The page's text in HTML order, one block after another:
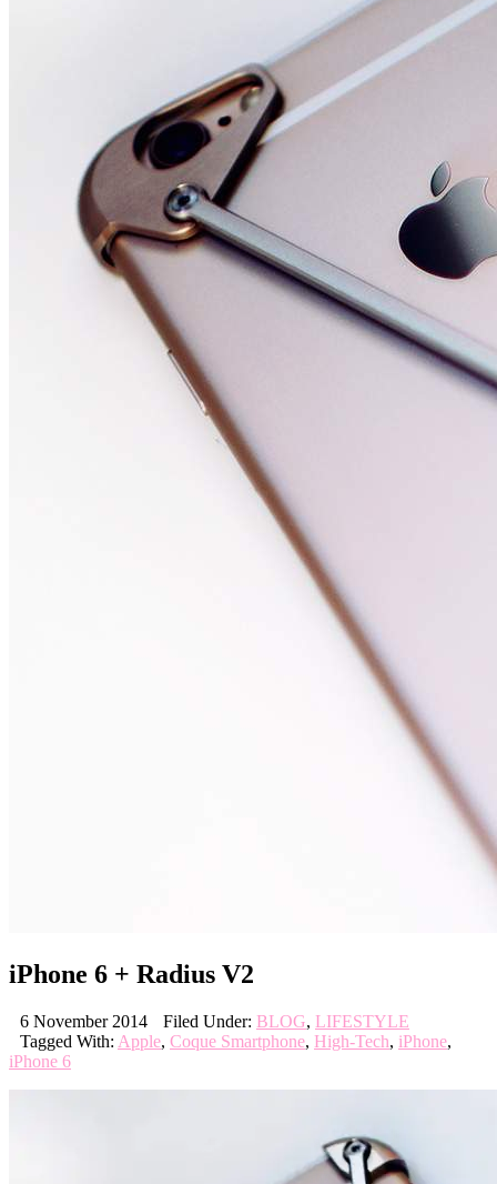
iPhone 6 + Radius V2
6 November 2014 Filed Under: BLOG, LIFESTYLE
Tagged With: Apple, Coque Smartphone, High-Tech, iPhone,
iPhone 6